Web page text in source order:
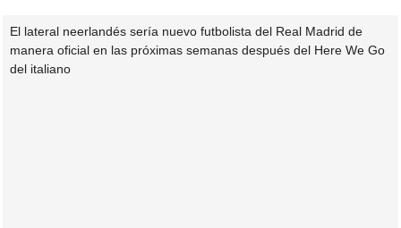
El lateral neerlandés sería nuevo futbolista del Real Madrid de
manera oficial en las próximas semanas después del Here We Go
del italiano